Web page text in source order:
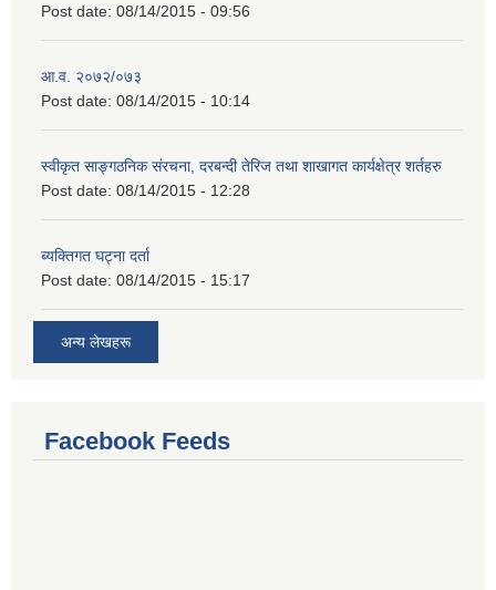
Post date: 08/14/2015 - 09:56
आ.व. २०७२/०७३
Post date: 08/14/2015 - 10:14
स्वीकृत साङ्गठनिक संरचना, दरबन्दी तेरिज तथा शाखागत कार्यक्षेत्र शर्तहरु
Post date: 08/14/2015 - 12:28
ब्यक्तिगत घट्ना दर्ता
Post date: 08/14/2015 - 15:17
अन्य लेखहरू
Facebook Feeds